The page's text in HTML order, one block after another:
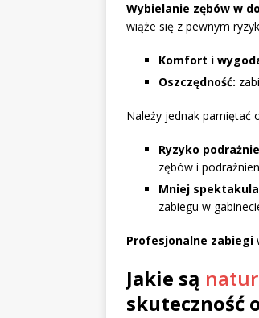
Wybielanie zębów w
wiąże się z pewnym
Komfort i
Oszczędność:
Należy jednak pamiętać
Ryzyko
zębów i
Mniej
zabiegu w
Profesjonalne zabiegi
Jakie są
skuteczność